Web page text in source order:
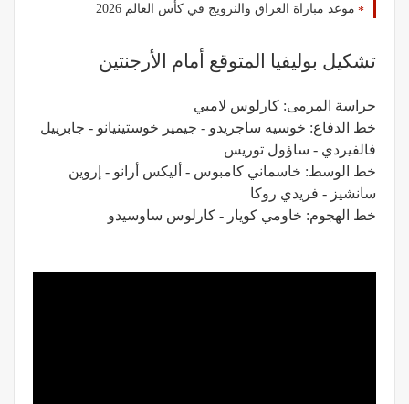
موعد مباراة العراق والنرويج في كأس العالم 2026
تشكيل بوليفيا المتوقع أمام الأرجنتين
حراسة المرمى: كارلوس لامبي
خط الدفاع: خوسيه ساجريدو - جيمير خوستينيانو - جابرييل
فالفيردي - ساؤول توريس
خط الوسط: خاسماني كامبوس - أليكس أرانو - إروين
سانشيز - فريدي روكا
خط الهجوم: خاومي كويار - كارلوس ساوسيدو